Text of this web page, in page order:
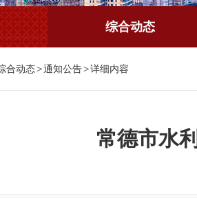
综合动态
合动态>通知公告>详细内容
常德市水